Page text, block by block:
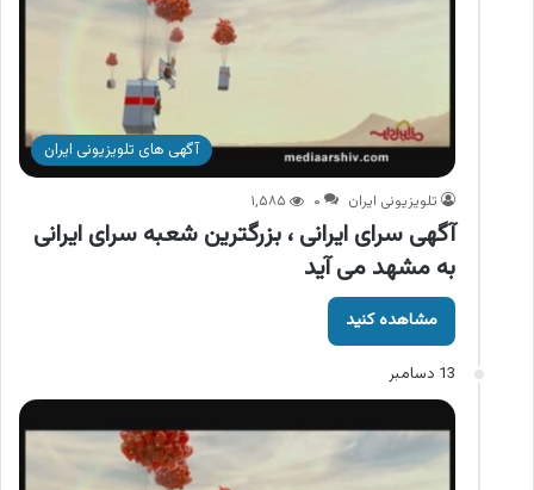
آگهی های تلویزیونی ایران
تلویزیونی ایران ۰ ۱,۵۸۵
آگهی سرای ایرانی ، بزرگترین شعبه سرای ایرانی
به مشهد می آید
مشاهده کنید
13 دسامبر